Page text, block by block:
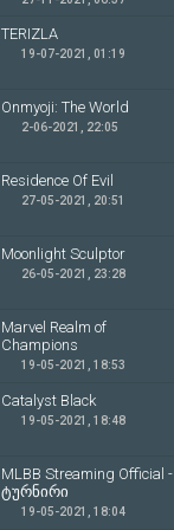
TERIZLA
19-07-2021, 01:19
Onmyoji: The World
2-06-2021, 22:05
Residence Of Evil
27-05-2021, 20:51
Moonlight Sculptor
26-05-2021, 23:28
Marvel Realm of
Champions
19-05-2021, 18:53
Catalyst Black
19-05-2021, 18:48
MLBB Streaming Official -
ტურნირი
19-05-2021, 18:04